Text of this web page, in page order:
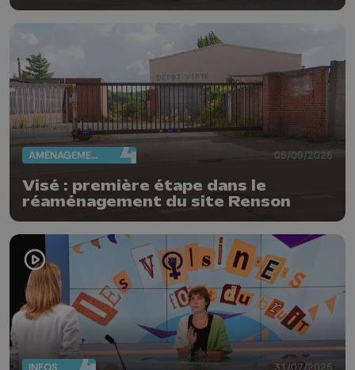
AMÉNAGEMENT DU TERRITOIRE 05/09/2025
Visé : première étape dans le
réaménagement du site Renson
INFOS 31/07/2025